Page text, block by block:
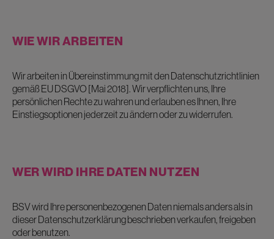
WIE WIR ARBEITEN
Wir arbeiten in Übereinstimmung mit den Datenschutzrichtlinien
gemäß EU DSGVO [Mai 2018]. Wir verpflichten uns, Ihre
persönlichen Rechte zu wahren und erlauben es Ihnen, Ihre
Einstiegsoptionen jederzeit zu ändern oder zu widerrufen.
WER WIRD IHRE DATEN NUTZEN
BSV wird Ihre personenbezogenen Daten niemals anders als in
dieser Datenschutzerklärung beschrieben verkaufen, freigeben
oder benutzen.